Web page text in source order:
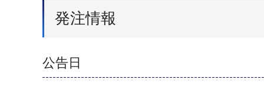
発注情報
公告日